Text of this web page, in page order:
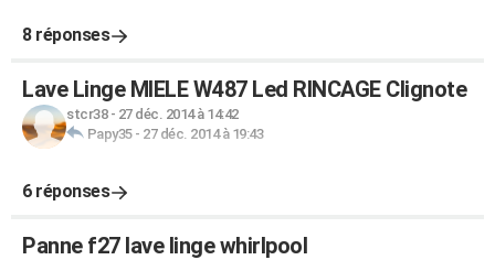
8 réponses
Lave Linge MIELE W487 Led RINCAGE Clignote
stcr38- 27 déc. 2014 à 14:42
Papy35- 27 déc. 2014 à 19:43
6 réponses
Panne f27 lave linge whirlpool